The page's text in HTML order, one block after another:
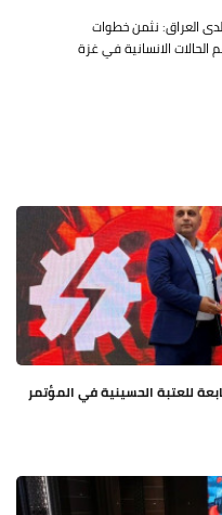
لدى العراق: نثمن خطوات
الحالات الانسانية في غزة
للعتبة الحسينية في المؤتمر